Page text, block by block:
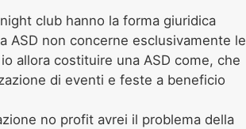
club hanno la forma giuridica
ASD non concerne esclusivamente le
allora costituire una ASD come, che
di eventi e feste a beneficio
no profit avrei il problema della